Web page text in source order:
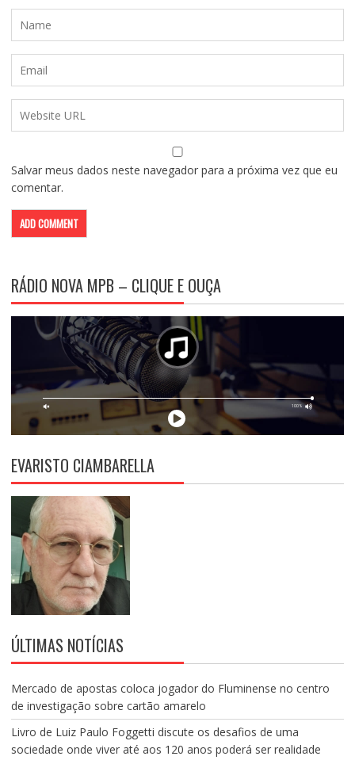
Salvar meus dados neste navegador para a próxima vez que eu
comentar.
RÁDIO NOVA MPB – CLIQUE E OUÇA
EVARISTO CIAMBARELLA
ÚLTIMAS NOTÍCIAS
Mercado de apostas coloca jogador do Fluminense no centro
de investigação sobre cartão amarelo
Livro de Luiz Paulo Foggetti discute os desafios de uma
sociedade onde viver até aos 120 anos poderá ser realidade